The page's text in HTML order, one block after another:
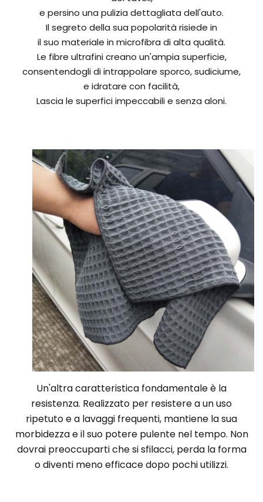
e persino una pulizia dettagliata dell'auto.
Il segreto della sua popolarità risiede in
il suo materiale in microfibra di alta qualità.
Le fibre ultrafini creano un'ampia superficie,
consentendogli di intrappolare sporco, sudiciume,
e idratare con facilità,
Lascia le superfici impeccabili e senza aloni.
Un'altra caratteristica fondamentale è la
resistenza. Realizzato per resistere a un uso
ripetuto e a lavaggi frequenti, mantiene la sua
morbidezza e il suo potere pulente nel tempo. Non
dovrai preoccuparti che si sfilacci, perda la forma
o diventi meno efficace dopo pochi utilizzi.